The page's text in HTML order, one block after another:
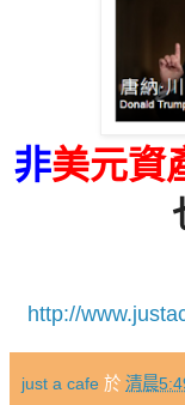
非美元資
http://
just a cafe 於 清晨